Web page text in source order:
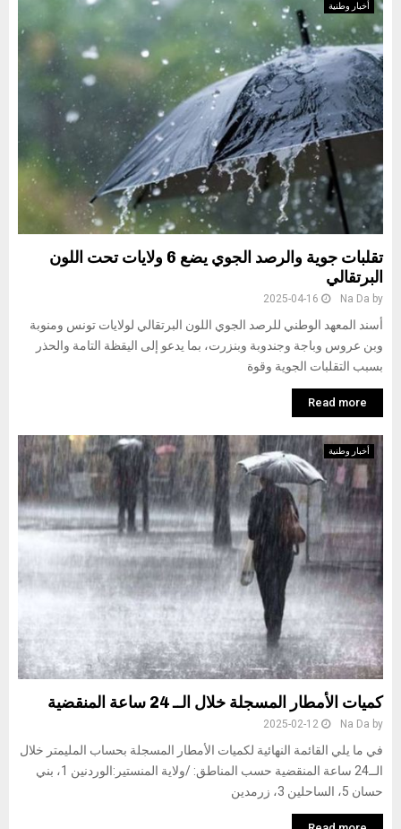
أخبار وطنية
تقلبات جوية والرصد الجوي يضع 6 ولايات تحت اللون
البرتقالي
by
Na Da
2025-04-16
أسند المعهد الوطني للرصد الجوي اللون البرتقالي لولايات تونس ومنوبة
وبن عروس وباجة وجندوبة وبنزرت، بما يدعو إلى اليقظة التامة والحذر
بسبب التقلبات الجوية وقوة
Read more
أخبار وطنية
كميات الأمطار المسجلة خلال الــ 24 ساعة المنقضية
by
Na Da
2025-02-12
في ما يلي القائمة النهائية لكميات الأمطار المسجلة بحساب المليمتر خلال
الــ24 ساعة المنقضية حسب المناطق: /ولاية المنستير:الوردنين 1، بني
حسان 5، الساحلين 3، زرمدين